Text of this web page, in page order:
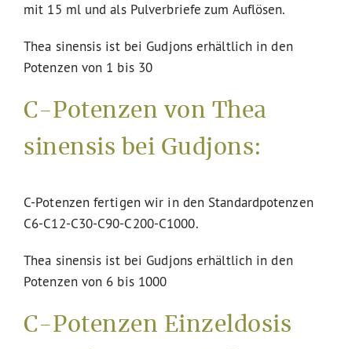
mit 15 ml und als Pulverbriefe zum Auflösen.
Thea sinensis ist bei Gudjons erhältlich in den
Potenzen von 1 bis 30
C-Potenzen von Thea
sinensis bei Gudjons:
C-Potenzen fertigen wir in den Standardpotenzen
C6-C12-C30-C90-C200-C1000.
Thea sinensis ist bei Gudjons erhältlich in den
Potenzen von 6 bis 1000
C-Potenzen Einzeldosis